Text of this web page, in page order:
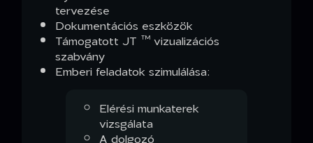
tervezése
Dokumentációs eszközök
Támogatott JT ™ vizualizációs
szabvány
Emberi feladatok szimulálása:
Elérési munkaterek
vizsgálata
A dolgozó